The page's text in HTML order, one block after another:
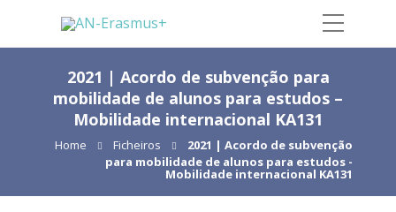
2021 | Acordo de subvenção para
mobilidade de alunos para estudos –
Mobilidade internacional KA131
Home Ficheiros
2021 | Acordo de subvenção
para mobilidade de alunos para estudos -
Mobilidade internacional KA131